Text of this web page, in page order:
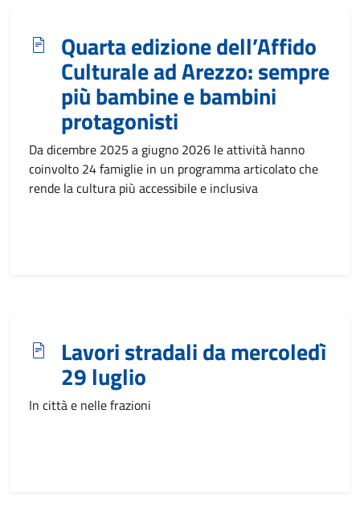
Quarta edizione dell’Affido
Culturale ad Arezzo: sempre
più bambine e bambini
protagonisti
Da dicembre 2025 a giugno 2026 le attività hanno
coinvolto 24 famiglie in un programma articolato che
rende la cultura più accessibile e inclusiva
Lavori stradali da mercoledì
29 luglio
In città e nelle frazioni